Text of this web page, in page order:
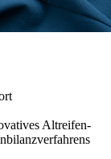
Altreifen-